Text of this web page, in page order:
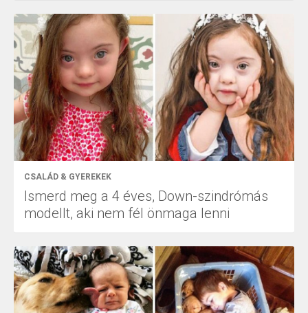
CSALÁD & GYEREKEK
Ismerd meg a 4 éves, Down-szindrómás
modellt, aki nem fél önmaga lenni